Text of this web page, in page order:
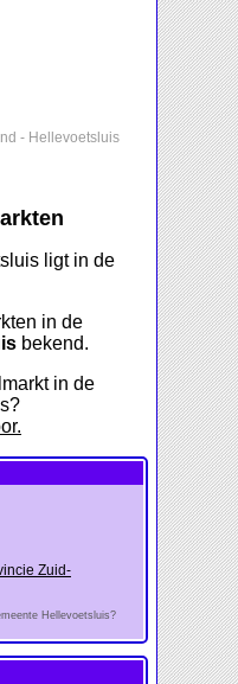
- Hellevoetsluis
ligt in de
in de
bekend.
in de
Zuid-
Hellevoetsluis?